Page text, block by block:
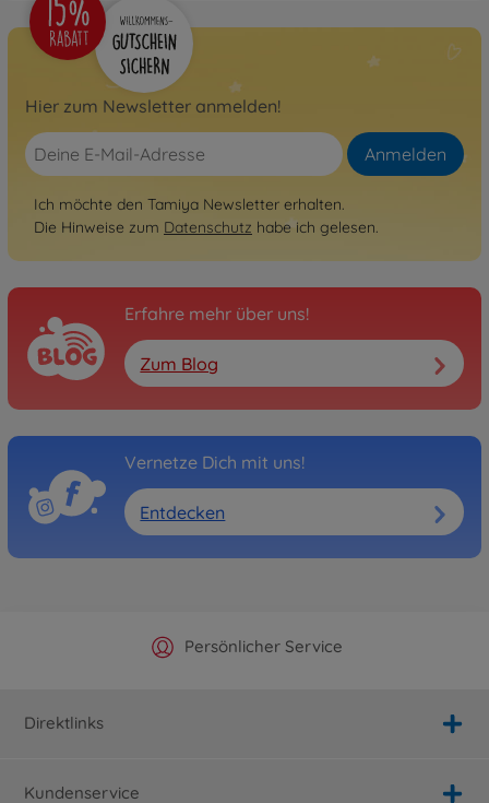
Hier zum Newsletter anmelden!
Anmelden
Ich möchte den Tamiya Newsletter erhalten.
Die Hinweise zum Datenschutz habe ich gelesen.
Erfahre mehr über uns!
Zum Blog
Vernetze Dich mit uns!
Entdecken
Offizieller Hersteller Shop
Persönlicher Service
Versandkostenfrei ab 25€
Schnelle Lieferung
Direktlinks
Kundenservice